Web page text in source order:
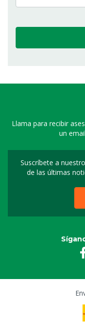
Llama para recibir
un
Suscríbete a
de las últimas